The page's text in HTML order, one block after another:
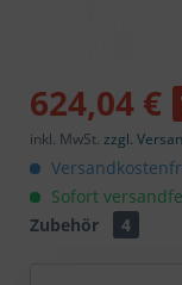
624,04 €
inkl. MwSt. zzgl.
Sofort
Zubehör
4